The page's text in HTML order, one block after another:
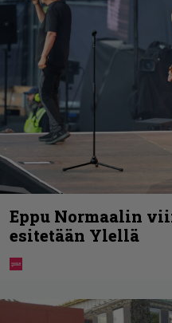
Eppu Normaalin
esitetään Ylellä